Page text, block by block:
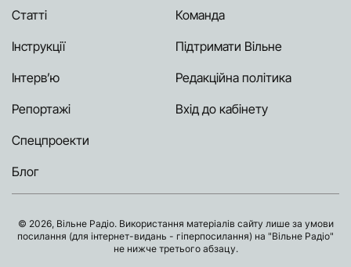
Статті
Інструкції
Інтерв’ю
Репортажі
Спецпроекти
Блог
Команда
Підтримати Вільне
Редакційна політика
Вхід до кабінету
© 2026, Вільне Радіо. Використання матеріалів сайту лише за умови
посилання (для інтернет-видань - гіперпосилання) на "Вільне Радіо"
не нижче третього абзацу.